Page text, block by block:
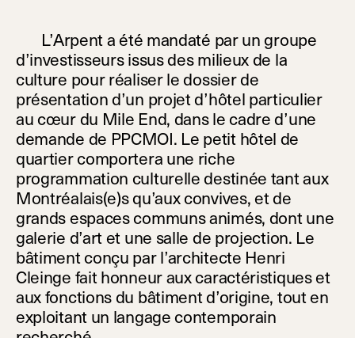
L’Arpent a été mandaté par un groupe
d’investisseurs issus des milieux de la
culture pour réaliser le dossier de
présentation d’un projet d’hôtel particulier
au cœur du Mile End, dans le cadre d’une
demande de PPCMOI. Le petit hôtel de
quartier comportera une riche
programmation culturelle destinée tant aux
Montréalais(e)s qu’aux convives, et de
grands espaces communs animés, dont une
galerie d’art et une salle de projection. Le
bâtiment conçu par l’architecte Henri
Cleinge fait honneur aux caractéristiques et
aux fonctions du bâtiment d’origine, tout en
exploitant un langage contemporain